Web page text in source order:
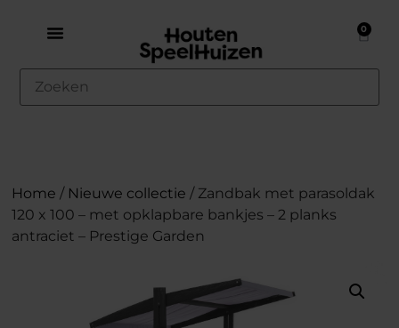
0
Home / Nieuwe collectie / Zandbak met parasoldak
120 x 100 – met opklapbare bankjes – 2 planks
antraciet – Prestige Garden